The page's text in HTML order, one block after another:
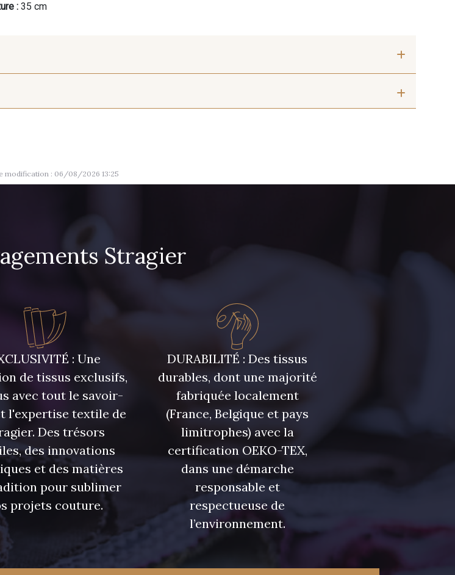
: 35 cm
modification : 06/08/2026 13:25
Stragier
: Une
de tissus exclusifs,
avec tout le savoir-
l'expertise textile de
Des trésors
des innovations
et des matières
pour sublimer
projets couture.
DURABILITÉ : Des tissus
durables, dont une majorité
fabriquée localement
(France, Belgique et pays
limitrophes) avec la
certification OEKO-TEX,
dans une démarche
responsable et
respectueuse de
l’environnement.